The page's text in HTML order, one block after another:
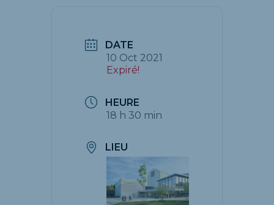
DATE
10 Oct 2021
Expiré!
HEURE
18 h 30 min
LIEU